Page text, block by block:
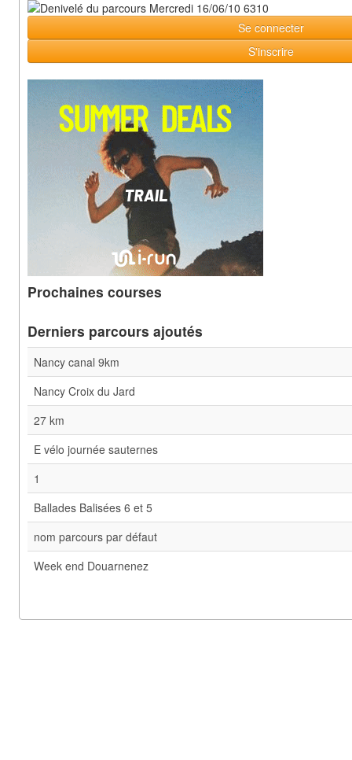
Se connecter
S'inscrire
Prochaines courses
Derniers parcours ajoutés
Nancy canal 9km
Nancy Croix du Jard
27 km
E vélo journée sauternes
1
Ballades Balisées 6 et 5
nom parcours par défaut
Week end Douarnenez